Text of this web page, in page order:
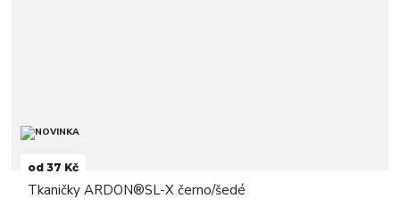
od 37 Kč
Tkaničky ARDON®SL-X černo/šedé